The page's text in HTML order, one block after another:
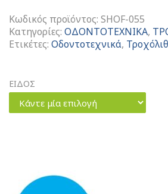
Κωδικός προϊόντος: SHOF-055
Κατηγορίες: ΟΔΟΝΤΟΤΕΧΝΙΚΑ,
Ετικέτες: Οδοντοτεχνικά,
ΕΙΔΟΣ
Κάντε μία επιλογή
Polishers
ποσότητα